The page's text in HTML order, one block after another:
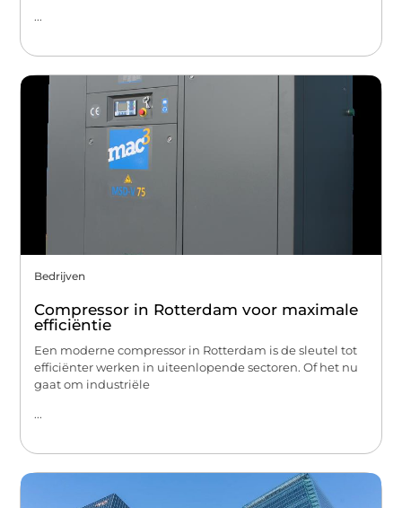
...
Bedrijven
Compressor in Rotterdam voor maximale
efficiëntie
Een moderne compressor in Rotterdam is de sleutel tot
efficiënter werken in uiteenlopende sectoren. Of het nu
gaat om industriële
...